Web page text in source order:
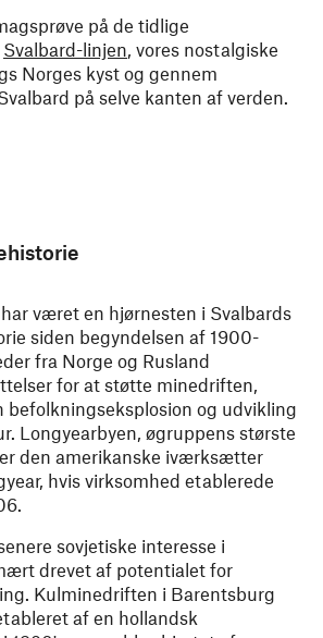
på de tidlige
Svalbard-linjen, vores nostalgiske
Norges kyst og gennem
på selve kanten af verden.
været en hjørnesten i Svalbards
siden begyndelsen af 1900-
fra Norge og Rusland
for at støtte minedriften,
befolkningseksplosion og udvikling
Longyearbyen, øgruppens største
den amerikanske iværksætter
hvis virksomhed etablerede
sovjetiske interesse i
drevet af potentialet for
Kulminedriften i Barentsburg
af en hollandsk